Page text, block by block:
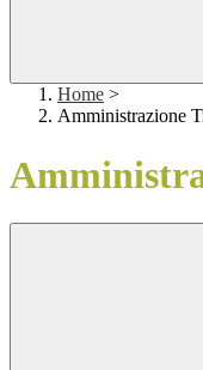
Home >
Amministrazione